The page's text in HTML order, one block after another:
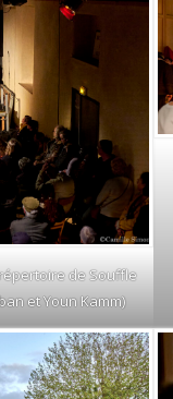
de Souffle
et Youn Kamm)